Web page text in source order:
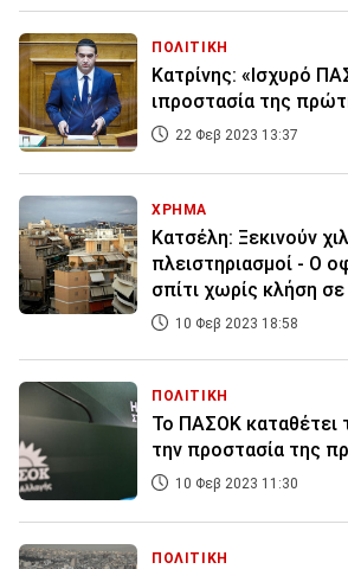
ΠΟΛΙΤΙΚΗ
Κατρίνης: «Ισχυρό
ιπροστασία της
22 Φεβ 2023 13:37
ΧΡΗΜΑ
Κατσέλη: Ξεκινούν
πλειστηριασμοί - Ο
σπίτι χωρίς κλήση
10 Φεβ 2023 18:58
ΠΟΛΙΤΙΚΗ
Το ΠΑΣΟΚ καταθέτει
την προστασία της
10 Φεβ 2023 11:30
ΠΟΛΙΤΙΚΗ